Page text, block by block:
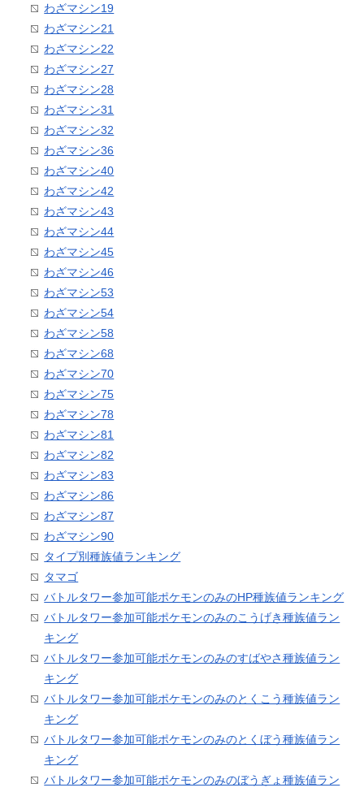
わざマシン19
わざマシン21
わざマシン22
わざマシン27
わざマシン28
わざマシン31
わざマシン32
わざマシン36
わざマシン40
わざマシン42
わざマシン43
わざマシン44
わざマシン45
わざマシン46
わざマシン53
わざマシン54
わざマシン58
わざマシン68
わざマシン70
わざマシン75
わざマシン78
わざマシン81
わざマシン82
わざマシン83
わざマシン86
わざマシン87
わざマシン90
タイプ別種族値ランキング
タマゴ
バトルタワー参加可能ポケモンのみのHP種族値ランキング
バトルタワー参加可能ポケモンのみのこうげき種族値ラン
キング
バトルタワー参加可能ポケモンのみのすばやさ種族値ラン
キング
バトルタワー参加可能ポケモンのみのとくこう種族値ラン
キング
バトルタワー参加可能ポケモンのみのとくぼう種族値ラン
キング
バトルタワー参加可能ポケモンのみのぼうぎょ種族値ラン